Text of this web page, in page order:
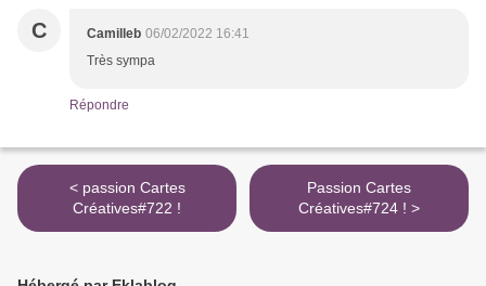
C Camilleb 06/02/2022 16:41
Très sympa
Répondre
< passion Cartes
Créatives#722 !
Passion Cartes
Créatives#724 ! >